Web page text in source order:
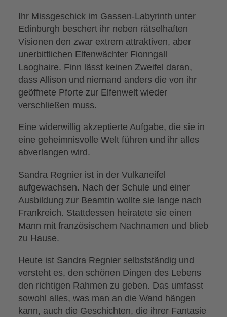
Ihr Missgeschick im Gassen-Labyrinth unter
Edinburgh beschert ihr neben rätselhaften
Visionen den zwar extrem attraktiven, aber
unerbittlichen Elfenwächter Fionngall
Laoghaire. Finn lässt keinen Zweifel daran,
dass Allison und niemand anders die von ihr
geöffnete Pforte zur Elfenwelt wieder
verschließen muss.
Eine widerwillig akzeptierte Aufgabe, die sie in
eine geheimnisvolle Welt führen und ihr alles
abverlangen wird.
Sandra Regnier ist in der Vulkaneifel
aufgewachsen. Nach der Schule und einer
Ausbildung zur Beamtin wollte sie lange nach
Frankreich. Stattdessen heiratete sie einen
Mann mit französischem Nachnamen und blieb
zu Hause.
Heute ist Sandra Regnier selbstständig und
versteht es, den schönen Dingen des Lebens
den richtigen Rahmen zu geben. Das umfasst
sowohl alles, was man an die Wand hängen
kann, auch die Geschichten, die ihrer Fantasie